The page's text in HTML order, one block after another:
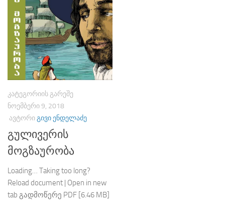
ᲙᲐᲢᲔᲒᲝᲠᲘᲘᲡ ᲒᲐᲠᲔᲨᲔ
ᲜᲝᲔᲛᲑᲔᲠᲘ 9, 2018
ᲐᲕᲢᲝᲠᲘᲒᲘᲕᲘ ᲔᲜᲓᲔᲚᲐᲫᲔ
გულივერის
მოგზაურობა
Loading… Taking too long?
Reload document | Open in new
tab გადმოწერე PDF [6.46 MB]